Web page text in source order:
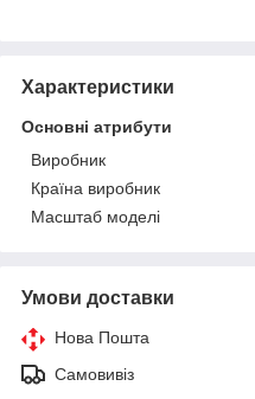
Характеристики
Основні атрибути
Виробник
Країна виробник
Масштаб моделі
Умови доставки
Нова Пошта
Самовивіз